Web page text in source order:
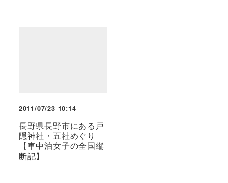
2011/07/23 10:14
長野県長野市にある戸
隠神社・五社めぐり
【車中泊女子の全国縦
断記】